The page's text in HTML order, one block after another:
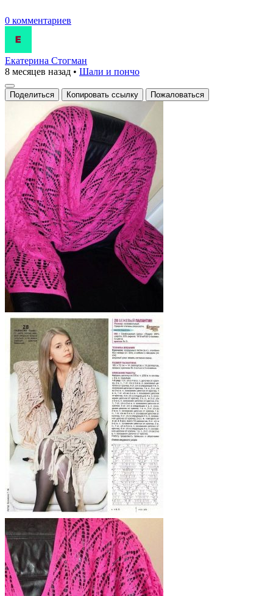
0 комментариев
Екатерина Стогман
8 месяцев назад • Шали и пончо
Поделиться Копировать ссылку Пожаловаться